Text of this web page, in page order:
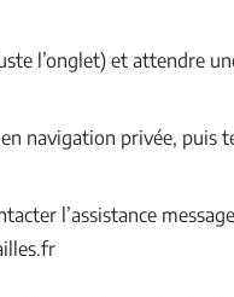
l’onglet) et attendre
navigation privée, puis
l’assistance